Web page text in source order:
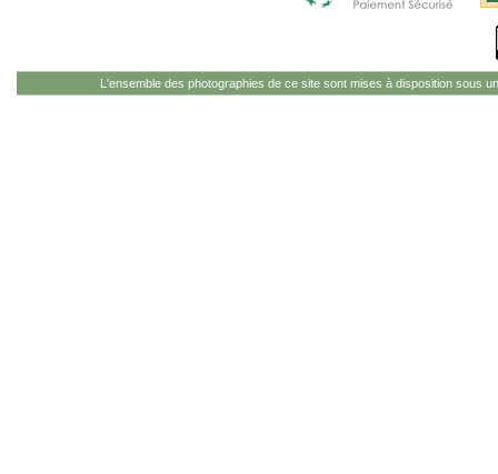
L'ensemble des photographies de ce site sont mises à disposition sous